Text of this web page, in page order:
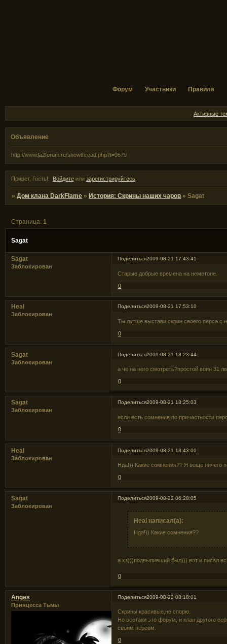
Форум Участники Правила
Активные
Объявление
http://www.la2forum.ru/showthread.php?t=9679
Привет, Гость! Войдитеили зарегистрируйтесь.
»Дом клана DarkFlame »История: Скрины наших чаров »Sagat
Sagat
Страница:1
Поделиться2009-08-21 17:43:41
Sagat
Заблокирован
Старые добрые времена на неметоне.
0
Поделиться2009-08-21 17:53:10
Heal
Заблокирован
Ты лутше выстави скрин своего перса с
0
Поделиться2009-08-21 18:23:44
Sagat
Заблокирован
а чё на него смотреть?простой воин 31
0
Поделиться2009-08-21 18:25:03
Sagat
Заблокирован
если есть сомнения по причастности
0
Поделиться2009-08-21 18:43:00
Heal
Заблокирован
Нда!)) Какие сомнения?? Я воще ничего
0
Поделиться2009-08-22 06:28:05
Sagat
Заблокирован
Heal написал(а):
Нда!)) Какие сомнения??
а хз)))подвыпивший был))) вот и писал
0
Поделиться2009-08-22 08:18:01
Anges
Принцесса Тьмы
Cкрины красивые,не спорю.
Но всетаки это форум, и клан другого
своим персом.
0